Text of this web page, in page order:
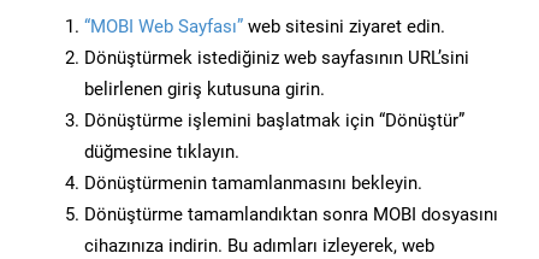
“MOBI Web Sayfası” web sitesini ziyaret edin.
Dönüştürmek istediğiniz web sayfasının URL’sini
belirlenen giriş kutusuna girin.
Dönüştürme işlemini başlatmak için “Dönüştür”
düğmesine tıklayın.
Dönüştürmenin tamamlanmasını bekleyin.
Dönüştürme tamamlandıktan sonra MOBI dosyasını
cihazınıza indirin. Bu adımları izleyerek, web